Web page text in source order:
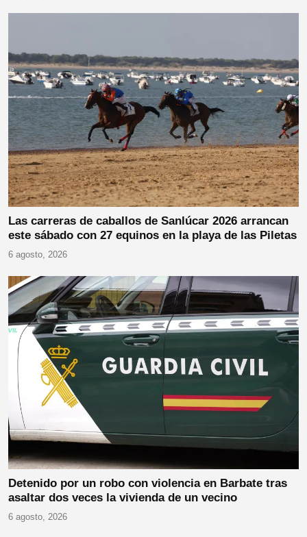
Las carreras de caballos de Sanlúcar 2026 arrancan
este sábado con 27 equinos en la playa de las Piletas
6 agosto, 2026
Detenido por un robo con violencia en Barbate tras
asaltar dos veces la vivienda de un vecino
6 agosto, 2026